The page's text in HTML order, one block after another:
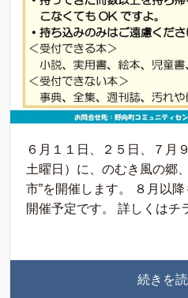
６月１１日、２５日、７月
土曜日）に、のむき風の郷
市”を開催します。 ８月以
開催予定です。 詳しくはチ
続きを